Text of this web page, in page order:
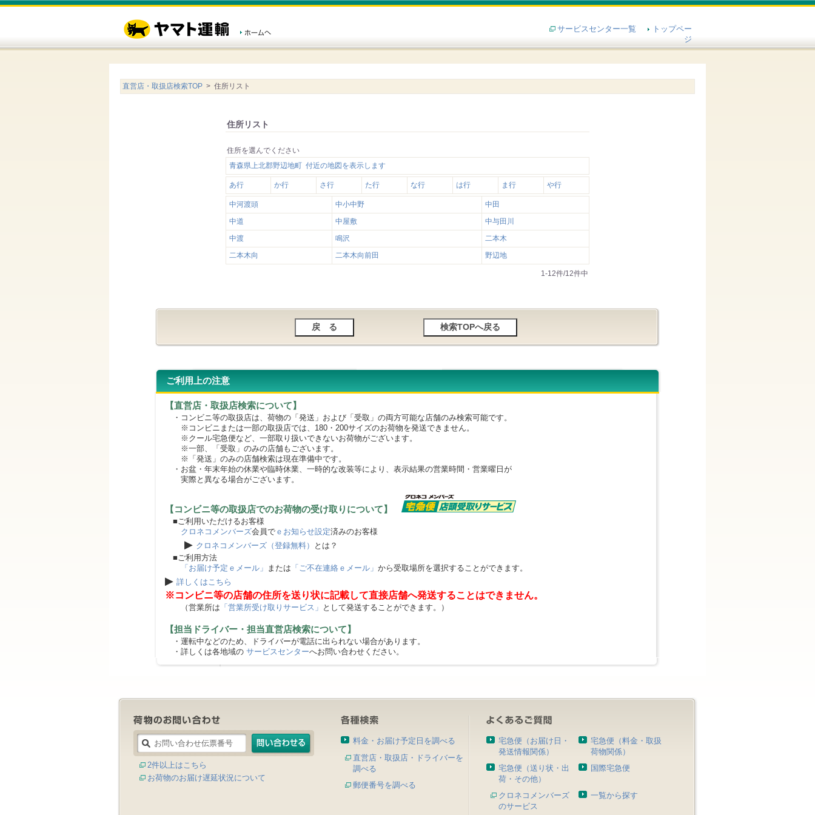
サービスセンター一覧
トップペー
ジ
直営店・取扱店検索TOP > 住所リスト
住所リスト
住所を選んでください
青森県上北郡野辺地町 付近の地図を表示します
あ行 か行 さ行 た行 な行 は行 ま行 や行
中河渡頭 中小中野
中田
中道
中屋敷
中与田川
中渡
鳴沢
二本木
二本木向
二本木向前田 野辺地
1-12件/12件中
ご利用上の注意
【直営店・取扱店検索について】
・コンビニ等の取扱店は、荷物の「発送」および「受取」の両方可能な店舗のみ検索可能です。
※コンビニまたは一部の取扱店では、180・200サイズのお荷物を発送できません。
※クール宅急便など、一部取り扱いできないお荷物がございます。
※一部、「受取」のみの店舗もございます。
※「発送」のみの店舗検索は現在準備中です。
・お盆・年末年始の休業や臨時休業、一時的な改装等により、表示結果の営業時間・営業曜日が
実際と異なる場合がございます。
【コンビニ等の取扱店でのお荷物の受け取りについて】
■ご利用いただけるお客様
クロネコメンバーズ会員で ｅお知らせ設定済みのお客様
▶ クロネコメンバーズ（登録無料）
とは？
■ご利用方法
「お届け予定ｅメール」 または 「ご不在連絡ｅメール」 から受取場所を選択することができます。
▶ 詳しくはこちら
※コンビニ等の店舗の住所を送り状に記載して直接店舗へ発送することはできません。
（営業所は 「営業所受け取りサービス」 として発送することができます。）
【担当ドライバー・担当直営店検索について】
・運転中などのため、ドライバーが電話に出られない場合があります。
・詳しくは各地域の サービスセンターへお問い合わせください。
2件以上はこちら
お荷物のお届け遅延状況について
料金・お届け予定日を調べる
直営店・取扱店・ドライバーを
調べる
郵便番号を調べる
宅急便（お届け日・
発送情報関係）
宅急便（料金・取扱
荷物関係）
宅急便（送り状・出
荷・その他）
国際宅急便
クロネコメンバーズ
のサービス
一覧から探す